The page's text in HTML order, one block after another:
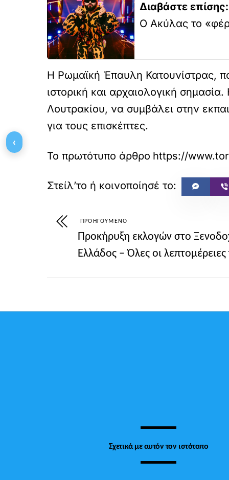
Διαβάστε επίσης:
Ο Ακύλας το
Η Ρωμαϊκή Έπαυλη Κατουνίστρας,
ιστορική και αρχαιολογική
Λουτρακίου, να συμβάλει στην
για τους επισκέπτες.
Το πρωτότυπο άρθρο
ΠΡΟΗΓΟΎΜΕΝΟ
Προκήρυξη εκλογών στο
Ελλάδος – Όλες οι λεπτομέρειες
Σχετικά με αυτόν τον ιστότοπο
‹